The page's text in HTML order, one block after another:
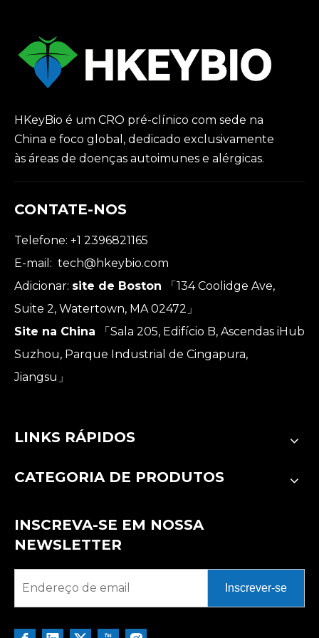
HKeyBio é um CRO pré-clínico com sede na
China e foco global, dedicado exclusivamente
às áreas de doenças autoimunes e alérgicas.
CONTATE-NOS
Telefone: +1 2396821165
E-mail: tech@hkeybio.com
Adicionar: site de Boston
「134 Coolidge Ave,
Suite 2, Watertown, MA 02472」
Site na China
「Sala 205, Edifício B, Ascendas iHub
Suzhou, Parque Industrial de Cingapura,
Jiangsu」
LINKS RÁPIDOS
CATEGORIA DE PRODUTOS
INSCREVA-SE EM NOSSA
NEWSLETTER
Inscrever-se